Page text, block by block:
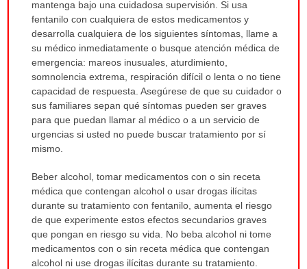
mantenga bajo una cuidadosa supervisión. Si usa
fentanilo con cualquiera de estos medicamentos y
desarrolla cualquiera de los siguientes síntomas, llame a
su médico inmediatamente o busque atención médica de
emergencia: mareos inusuales, aturdimiento,
somnolencia extrema, respiración difícil o lenta o no tiene
capacidad de respuesta. Asegúrese de que su cuidador o
sus familiares sepan qué síntomas pueden ser graves
para que puedan llamar al médico o a un servicio de
urgencias si usted no puede buscar tratamiento por sí
mismo.
Beber alcohol, tomar medicamentos con o sin receta
médica que contengan alcohol o usar drogas ilícitas
durante su tratamiento con fentanilo, aumenta el riesgo
de que experimente estos efectos secundarios graves
que pongan en riesgo su vida. No beba alcohol ni tome
medicamentos con o sin receta médica que contengan
alcohol ni use drogas ilícitas durante su tratamiento.